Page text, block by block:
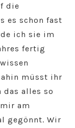
die
es schon fast
ich sie im
fertig
müsst ihr
das alles so
am
gegönnt. Wir